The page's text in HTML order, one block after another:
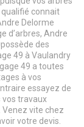
connait
Delorme
d’arbres, Andre
des
49 à Vaulandry
49 a toutes
à vos
essayez de
vos travaux
Venez vite chez
votre devis.